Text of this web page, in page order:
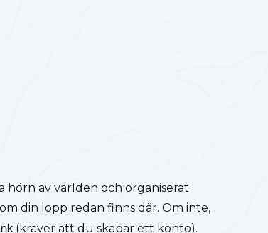
av världen och organiserat
din lopp redan finns där. Om inte,
(kräver att du skapar ett konto).